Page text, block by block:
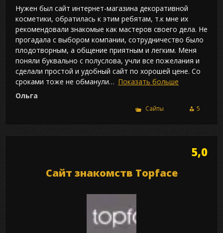
Нужен был сайт интернет-магазина декоративной
косметики, обратилась к этим ребятам, т.к мне их
рекомендовали знакомые как мастеров своего дела. Не
прогадала с выбором компании, сотрудничество было
плодотворным, а общение приятным и легким. Меня
поняли буквально с полуслова, учли все пожелания и
сделали простой и удобный сайт по хорошей цене. Со
сроками тоже не обманули
Показать больше
Ольга
Сайты 5
5,0
Сайт знакомств Topface